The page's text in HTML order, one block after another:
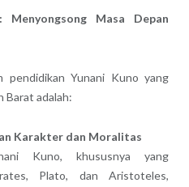
Masa Depan
pendidikan Yunani Kuno yang
Barat adalah:
Karakter dan Moralitas
Kuno, khususnya yang
Plato, dan Aristoteles,